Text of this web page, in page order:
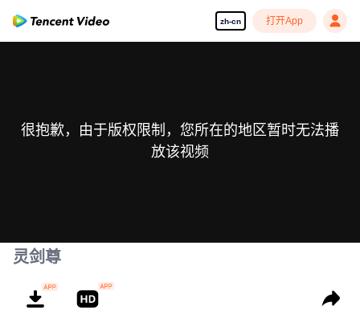
zh-cn 打开App
很抱歉，由于版权限制，您所在的地区暂时无法播
放该视频
灵剑尊